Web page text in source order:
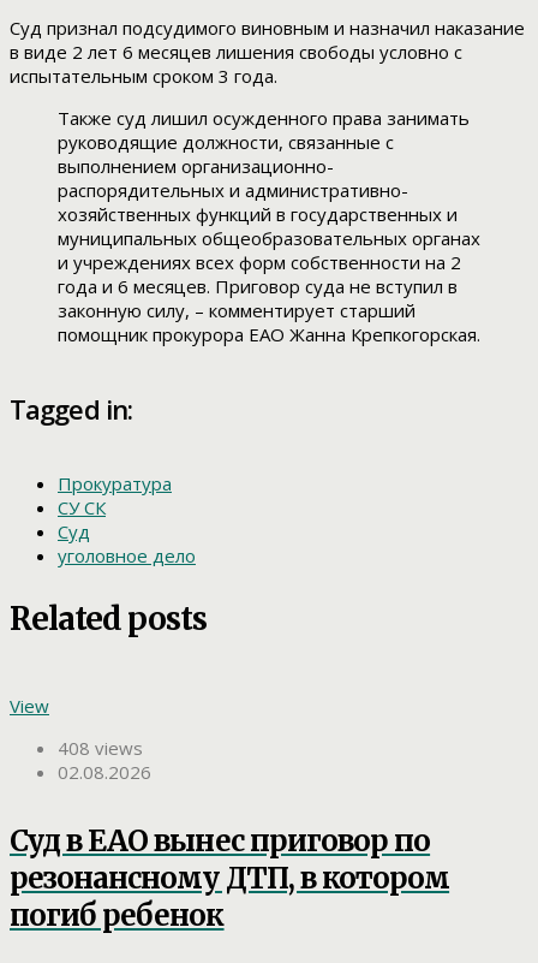
Суд признал подсудимого виновным и назначил наказание
в виде 2 лет 6 месяцев лишения свободы условно с
испытательным сроком 3 года.
Также суд лишил осужденного права занимать
руководящие должности, связанные с
выполнением организационно-
распорядительных и административно-
хозяйственных функций в государственных и
муниципальных общеобразовательных органах
и учреждениях всех форм собственности на 2
года и 6 месяцев. Приговор суда не вступил в
законную силу, – комментирует старший
помощник прокурора ЕАО Жанна Крепкогорская.
Tagged in:
Прокуратура
СУ СК
Суд
уголовное дело
Related posts
View
408 views
02.08.2026
Суд в ЕАО вынес приговор по
резонансному ДТП, в котором
погиб ребенок